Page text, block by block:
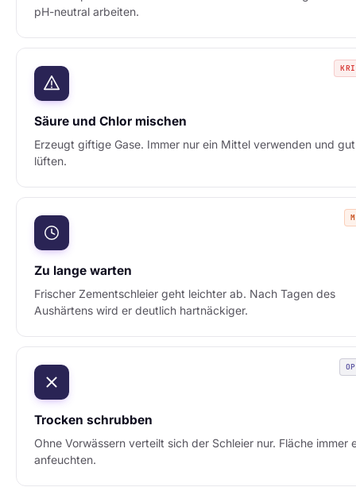
pH-neutral arbeiten.
Säure und Chlor mischen
Erzeugt giftige Gase. Immer nur ein Mittel verwenden und gut
lüften.
Zu lange warten
Frischer Zementschleier geht leichter ab. Nach Tagen des
Aushärtens wird er deutlich hartnäckiger.
Trocken schrubben
Ohne Vorwässern verteilt sich der Schleier nur. Fläche immer
anfeuchten.